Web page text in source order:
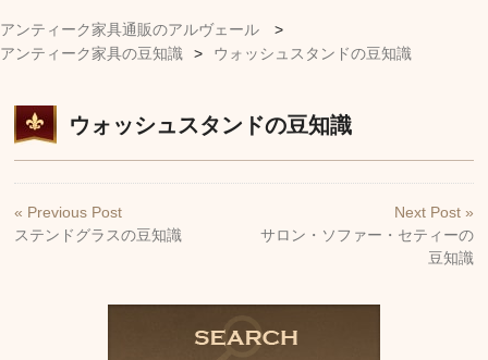
アンティーク家具通販のアルヴェール
>
アンティーク家具の豆知識
> ウォッシュスタンドの豆知識
ウォッシュスタンドの豆知識
« Previous Post
ステンドグラスの豆知識
Next Post »
サロン・ソファー・セティーの
豆知識